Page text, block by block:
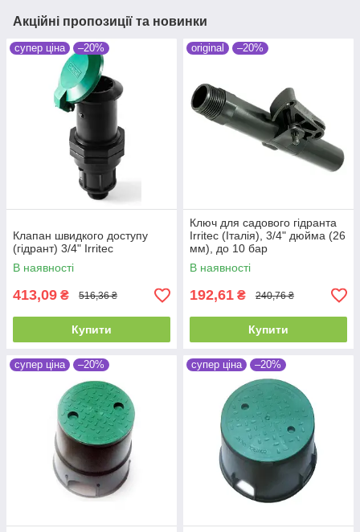
Акційні пропозиції та новинки
супер ціна –20%
Клапан швидкого доступу
(гідрант) 3/4" Irritec
В наявності
413,09 ₴ 516,36 ₴
Купити
original –20%
Ключ для садового гідранта
Irritec (Італія), 3/4" дюйма (26
мм), до 10 бар
В наявності
192,61 ₴ 240,76 ₴
Купити
супер ціна –20% супер ціна –20%